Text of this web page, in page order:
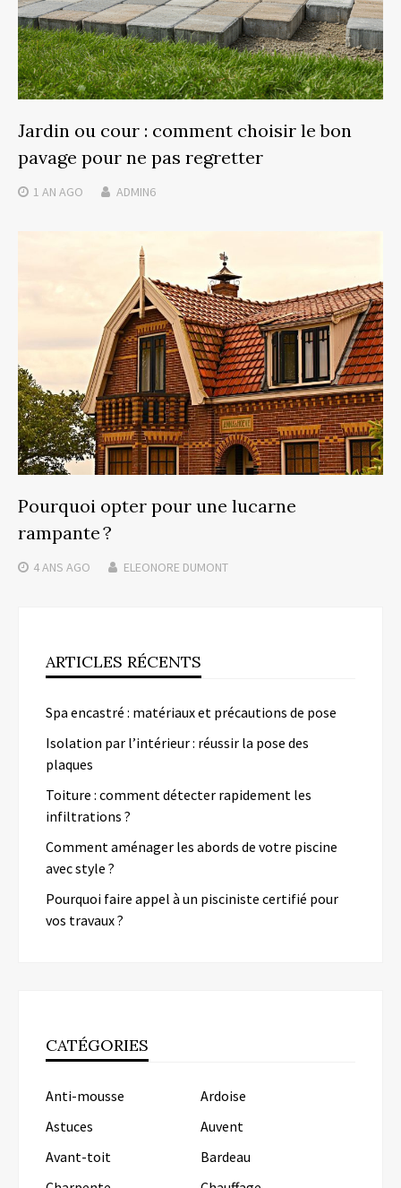
Jardin ou cour : comment choisir le bon
pavage pour ne pas regretter
1 AN AGO ADMIN6
Pourquoi opter pour une lucarne
rampante ?
4 ANS AGO ELEONORE DUMONT
ARTICLES RÉCENTS
Spa encastré : matériaux et précautions de pose
Isolation par l’intérieur : réussir la pose des
plaques
Toiture : comment détecter rapidement les
infiltrations ?
Comment aménager les abords de votre piscine
avec style ?
Pourquoi faire appel à un pisciniste certifié pour
vos travaux ?
CATÉGORIES
Anti-mousse
Ardoise
Astuces
Auvent
Avant-toit
Bardeau